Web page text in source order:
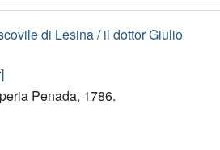
di Lesina / il dottor Giulio
Penada, 1786.